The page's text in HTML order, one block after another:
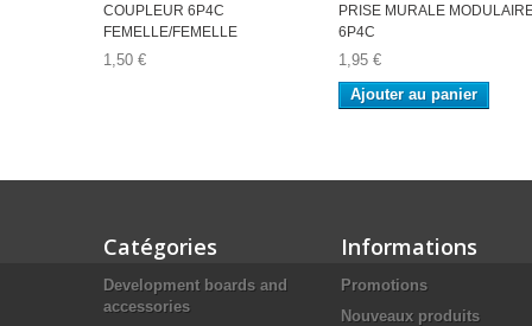
COUPLEUR 6P4C
FEMELLE/FEMELLE
1,50 €
PRISE MURALE
6P4C
1,95 €
Ajouter au panier
Catégories
Development boards and
accessories
Informations
Promotions
Nouveaux produits